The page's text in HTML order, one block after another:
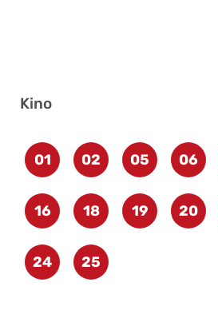
Kino
01 02 05 06
16 18 19 20
24 25